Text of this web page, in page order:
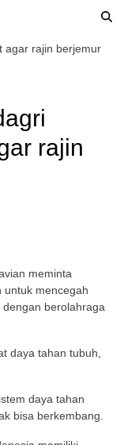
agar rajin berjemur
rajin
meminta
untuk mencegah
berolahraga
daya tahan tubuh,
daya tahan
bisa berkembang.